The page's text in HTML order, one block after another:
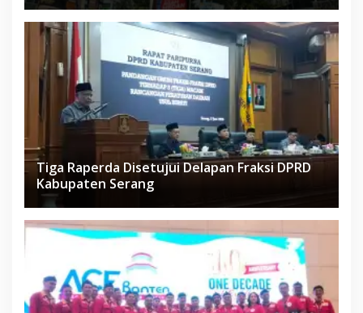
Tiga Raperda Disetujui Delapan Fraksi DPRD
Kabupaten Serang